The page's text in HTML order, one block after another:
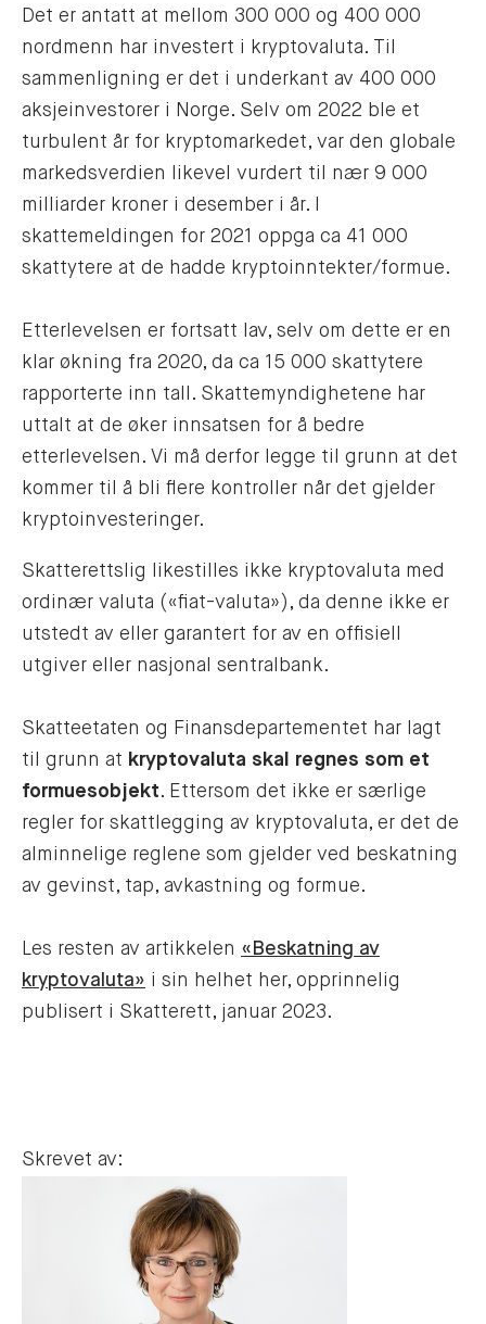
Det er antatt at mellom 300 000 og 400 000
nordmenn har investert i kryptovaluta. Til
sammenligning er det i underkant av 400 000
aksjeinvestorer i Norge. Selv om 2022 ble et
turbulent år for kryptomarkedet, var den globale
markedsverdien likevel vurdert til nær 9 000
milliarder kroner i desember i år. I
skattemeldingen for 2021 oppga ca 41 000
skattytere at de hadde kryptoinntekter/formue.
Etterlevelsen er fortsatt lav, selv om dette er en
klar økning fra 2020, da ca 15 000 skattytere
rapporterte inn tall. Skattemyndighetene har
uttalt at de øker innsatsen for å bedre
etterlevelsen. Vi må derfor legge til grunn at det
kommer til å bli flere kontroller når det gjelder
kryptoinvesteringer.
Skatterettslig likestilles ikke kryptovaluta med
ordinær valuta («fiat-valuta»), da denne ikke er
utstedt av eller garantert for av en offisiell
utgiver eller nasjonal sentralbank.
Skatteetaten og Finansdepartementet har lagt
til grunn at kryptovaluta skal regnes som et
formuesobjekt. Ettersom det ikke er særlige
regler for skattlegging av kryptovaluta, er det de
alminnelige reglene som gjelder ved beskatning
av gevinst, tap, avkastning og formue.
Les resten av artikkelen «Beskatning av
kryptovaluta» i sin helhet her, opprinnelig
publisert i Skatterett, januar 2023.
Skrevet av: